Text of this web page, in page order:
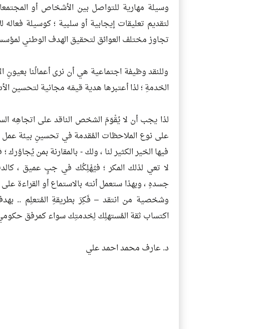
وسيلة مهارية للتواصل بين الأشخاص أو
لتقديم تعليقات إيجابية أو سلبية ؛ كوسيلة فعاله
تجاوز مختلف العوائق لتحقيق الهدف الوطني
وللنقد وظيفة اجتماعية هي أن نرى أعمالُنا
الخدمةِ ؛ لذا أعتبرها هدية قيمَه مجانية لتحسين
لذا يجب أن لا يُقْوَمَ الشخص الناقد على اتجاهِه
على نوع الملاحظات المُقدمة في تحسينِ بيئة عمل
فيها الخير الكثير لنا ، ولك - بالمقارنة بمن
لا تعي لذلك المكر ؛ فيُهْلِكُك في جبٍ عميق ،
جسدهِ ، وبهذا ستعمل أنته بالاستماع أو القراءة
وشخصية من انتقد – فَكِرَ بطريقةِ المُتعلِم ..
اكتساب ثقة المُستهلِك لِخدمتِك سواء كمرفق
د. عارف محمد احمد علي